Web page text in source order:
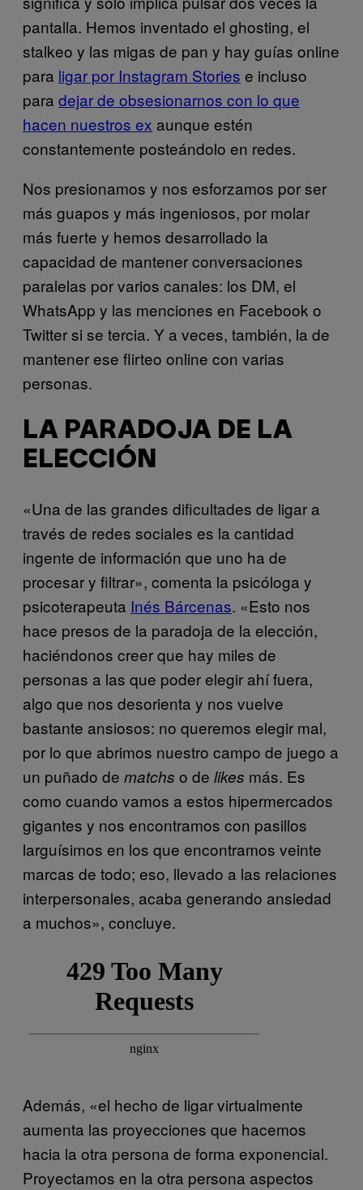
pantalla. Hemos inventado el ghosting, el
stalkeo y las migas de pan y hay guías online
para ligar por Instagram Stories e incluso
para dejar de obsesionarnos con lo que
hacen nuestros ex aunque estén
constantemente posteándolo en redes.
Nos presionamos y nos esforzamos por ser
más guapos y más ingeniosos, por molar
más fuerte y hemos desarrollado la
capacidad de mantener conversaciones
paralelas por varios canales: los DM, el
WhatsApp y las menciones en Facebook o
Twitter si se tercia. Y a veces, también, la de
mantener ese flirteo online con varias
personas.
LA PARADOJA DE LA
ELECCIÓN
«Una de las grandes dificultades de ligar a
través de redes sociales es la cantidad
ingente de información que uno ha de
procesar y filtrar», comenta la psicóloga y
psicoterapeuta Inés Bárcenas. «Esto nos
hace presos de la paradoja de la elección,
haciéndonos creer que hay miles de
personas a las que poder elegir ahí fuera,
algo que nos desorienta y nos vuelve
bastante ansiosos: no queremos elegir mal,
por lo que abrimos nuestro campo de juego a
un puñado de matchs o de likes más. Es
como cuando vamos a estos hipermercados
gigantes y nos encontramos con pasillos
larguísimos en los que encontramos veinte
marcas de todo; eso, llevado a las relaciones
interpersonales, acaba generando ansiedad
a muchos», concluye.
Además, «el hecho de ligar virtualmente
aumenta las proyecciones que hacemos
hacia la otra persona de forma exponencial.
Proyectamos en la otra persona aspectos